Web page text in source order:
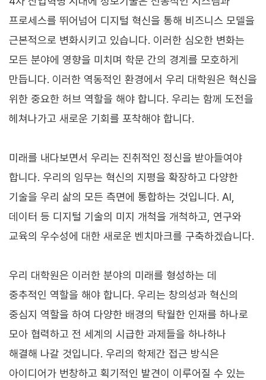
프로세스를 뛰어넘어 디지털 혁신을 통해 비즈니스 모델을
근본적으로 변화시키고 있습니다. 이러한 심오한 변화는
모든 분야에 영향을 미치며 학문 간의 경계를 모호하게
만듭니다. 이러한 역동적인 환경에서 우리 대학원은 혁신을
위한 중요한 허브 역할을 해야 합니다. 우리는 함께 도전을
헤쳐나가고 새로운 기회를 포착해야 합니다.
미래를 내다보면서 우리는 진취적인 정신을 받아들여야
합니다. 우리의 임무는 혁신의 지평을 확장하고 다양한
기술을 우리 삶의 모든 측면에 통합하는 것입니다. AI,
데이터 등 디지털 기술의 미지 개척을 개척하고, 연구와
교육의 우수성에 대한 새로운 벤치마크를 구축하겠습니다.
우리 대학원은 이러한 분야의 미래를 형성하는 데
중추적인 역할을 해야 합니다. 우리는 창의성과 혁신의
중심지 역할을 하여 다양한 배경의 탁월한 인재를 하나로
모아 협력하고 전 세계의 시급한 과제들을 하나하나
해결해 나갈 것입니다. 우리의 학제간 접근 방식은
아이디어가 번창하고 획기적인 발견이 이루어질 수 있는